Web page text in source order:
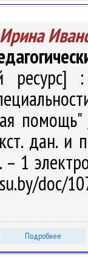
ресурс]
дан.
1
doc/
Подробнее